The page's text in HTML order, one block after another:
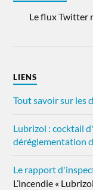
Le flux Twitter
LIENS
Tout savoir sur les
Lubrizol : cocktail
déréglementation
Le rapport
L’incendie «